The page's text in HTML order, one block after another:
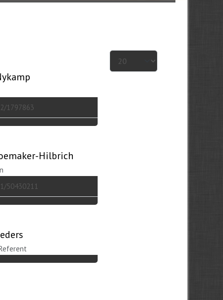
Anzeige #
1797863
Hilbrich
50430211